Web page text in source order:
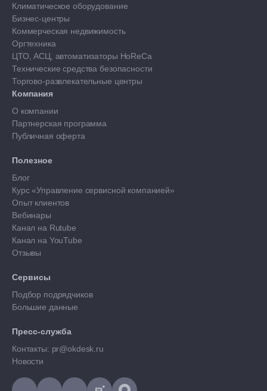
Климатическое оборудование
Бизнес-центры
Коммерческая недвижимость
Оргтехника
ЦТО, АСЦ, автоматизаторы HoReCa
Технические средства безопасности
Торгово-развлекательные центры
Компания
О компании
Партнерская программа
Публичная оферта
Полезное
Блог
Курс «Управление сервисной компанией»
Опыт клиентов
Вебинары
Канал на Rutube
Канал на YouTube
Отзывы
Сервисы
Подбор подрядчиков
Большие данные
Пресс-служба
Контакты: pr@okdesk.ru
Новости